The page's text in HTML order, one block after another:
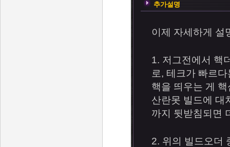
추가설명
이제 자세하게 설
1. 저그전에서 핵
로, 테크가 빠르
핵을 띄우는 게
산란못 빌드에 대
까지 뒷받침되면
2. 위의 빌드오더